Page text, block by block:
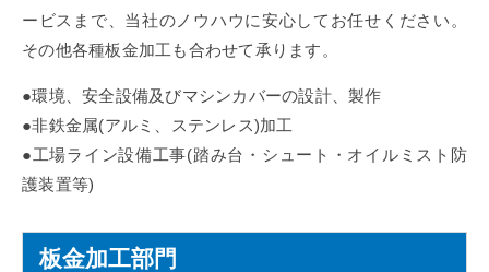
ービスまで、当社のノウハウに安心してお任せください。
その他各種板金加工も合わせて承ります。
●環境、安全設備及びマシンカバーの設計、製作
●非鉄金属(アルミ、ステンレス)加工
●工場ライン設備工事(踏み台・シュート・オイルミスト防
護装置等)
板金加工部門